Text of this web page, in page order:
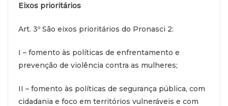
Eixos prioritários
Art. 3º São eixos prioritários do Pronasci 2:
I – fomento às políticas de enfrentamento e
prevenção de violência contra as mulheres;
II – fomento às políticas de segurança pública, com
cidadania e foco em territórios vulneráveis e com